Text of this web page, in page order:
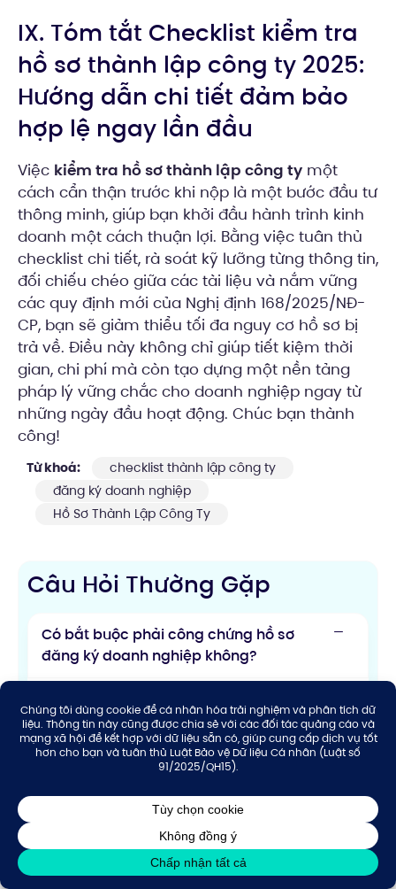
IX. Tóm tắt Checklist kiểm tra
hồ sơ thành lập công ty 2025:
Hướng dẫn chi tiết đảm bảo
hợp lệ ngay lần đầu
Việc kiểm tra hồ sơ thành lập công ty một
cách cẩn thận trước khi nộp là một bước đầu tư
thông minh, giúp bạn khởi đầu hành trình kinh
doanh một cách thuận lợi. Bằng việc tuân thủ
checklist chi tiết, rà soát kỹ lưỡng từng thông tin,
đối chiếu chéo giữa các tài liệu và nắm vững
các quy định mới của Nghị định 168/2025/NĐ-
CP, bạn sẽ giảm thiểu tối đa nguy cơ hồ sơ bị
trả về. Điều này không chỉ giúp tiết kiệm thời
gian, chi phí mà còn tạo dựng một nền tảng
pháp lý vững chắc cho doanh nghiệp ngay từ
những ngày đầu hoạt động. Chúc bạn thành
công!
Từ khoá:
checklist thành lập công ty
đăng ký doanh nghiệp
Hồ Sơ Thành Lập Công Ty
Câu Hỏi Thường Gặp
Có bắt buộc phải công chứng hồ sơ
đăng ký doanh nghiệp không?
168/2025/NĐ-CP, hồ sơ đăng ký doanh
nghiệp không bắt buộc phải công chứng,
chứng thực. Khi nộp hồ sơ trực tiếp, người
trình CCCD để hệ thống đối chiếu qua Cơ
sở dữ liệu quốc gia về dân cư. Tuy nhiên,
đối với giấy tờ của tổ chức nước ngoài,
bản sao giấy tờ pháp lý phải được hợp